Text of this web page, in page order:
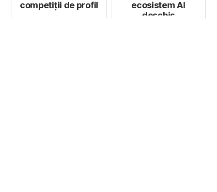
competiții de profil
ecosistem AI
deschis